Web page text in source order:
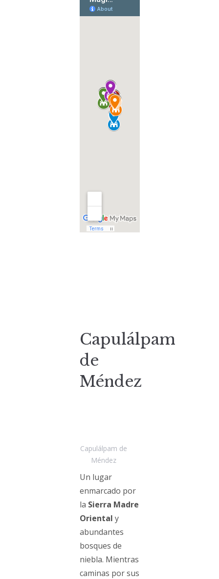
Capulálpam
de
Méndez
Capulálpam de
Méndez
Un lugar
enmarcado por
la Sierra Madre
Oriental y
abundantes
bosques de
niebla. Mientras
caminas por sus